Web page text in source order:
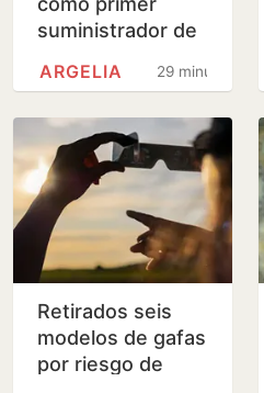
suministrador de
con el 47% de las
29 minutos
ARGELIA
Retirados seis
modelos de gafas
por riesgo de